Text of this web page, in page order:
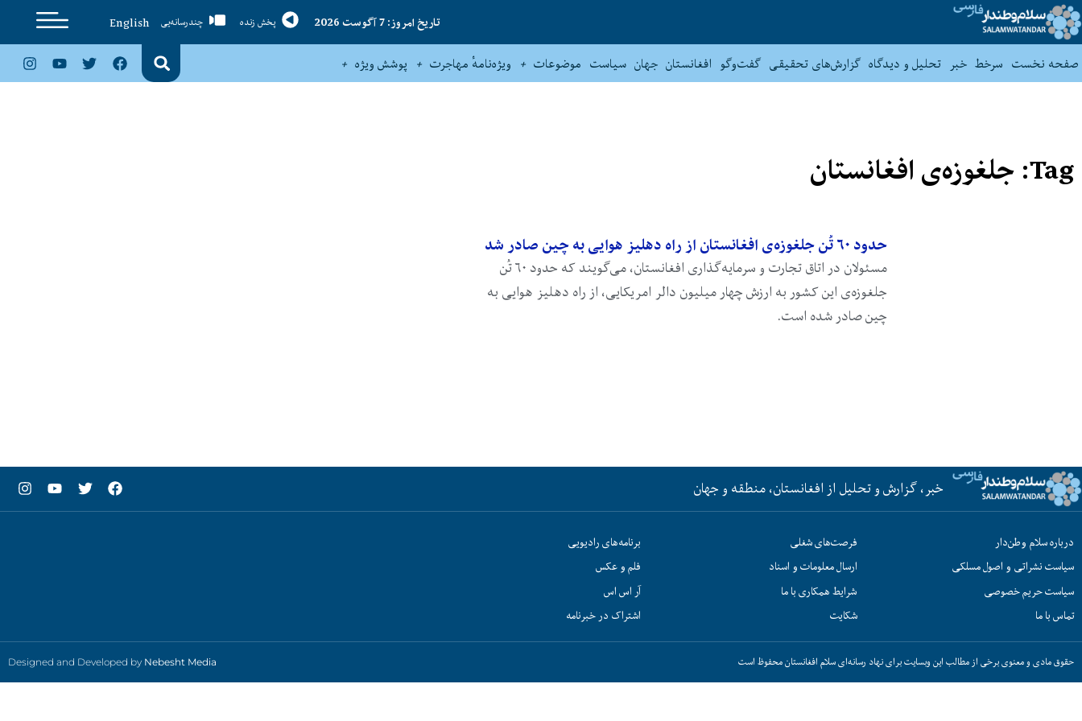
تاریخ امروز: 7 آگوست 2026 پخش زنده چندرسانه‌یی
English
صفحه نخست سرخط خبر تحلیل و دیدگاه گزارش‌های تحقیقی گفت‌وگو افغانستان جهان سیاست موضوعات ویژه‌نامهٔ مهاجرت پوشش ویژه
Tag: جلغوزه‌ی افغانستان
حدود ۶۰ تُن جلغوزه‌ی افغانستان از راه دهلیز هوایی به چین صادر شد
مسئولان در اتاق تجارت و سرمایه‌گذاری افغانستان، می‌گویند که حدود ۶۰ تُن
جلغوزه‌ی این کشور به ارزش چهار میلیون دالر امریکایی، از راه دهلیز هوایی به
چین صادر شده است.
خبر، گزارش و تحلیل از افغانستان، منطقه و جهان
درباره سلام وطن‌دار
سیاست نشراتی و اصول مسلکی
سیاست حریم خصوصی
تماس با ما
فرصت‌های شغلی
ارسال معلومات و اسناد
شرایط همکاری با ما
شکایت
برنامه‌های رادیویی
فلم و عکس
آر اس اس
اشتراک در خبرنامه
حقوق مادی و معنوی برخی از مطالب این وبسایت برای نهاد رسانه‌ای سلام افغانستان محفوظ است Designed and Developed by Nebesht Media